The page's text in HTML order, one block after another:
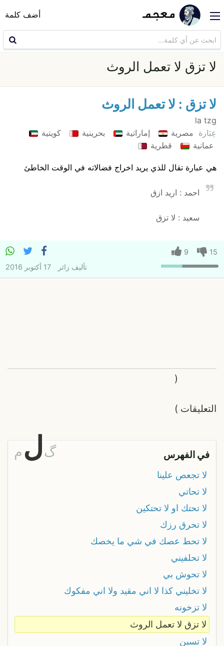
أضف كلمة
لا تزق لا تعمل الروث
لا تزق : لا تعمل الروث
la tzg
عِبَارة مصرية إماراتية بحرينية
كويتية
عمانية
قطرية
هي عبارة تقال للذي يريد اخراج فضالاته في الوقت الخاطئ
احمد : اريد ازق
سعيد : لا تزق
15
9
تأليف زائر 17 أكتوبر 2016
التعليقات
(
)
في الفهرس گل م
لا تجعص علينا
لا تحاتي
لا تحتك او لا تحتكين
لا تحرق رزك
لا تحط عصك في شي ما يخصك
لا تحلفيني
لا تحوش بي
لا تخليني كذا لا اني مقيد ولا اني مفكوك
لا تزخونه
لا تزق لا تعمل الروث
لا تسبن